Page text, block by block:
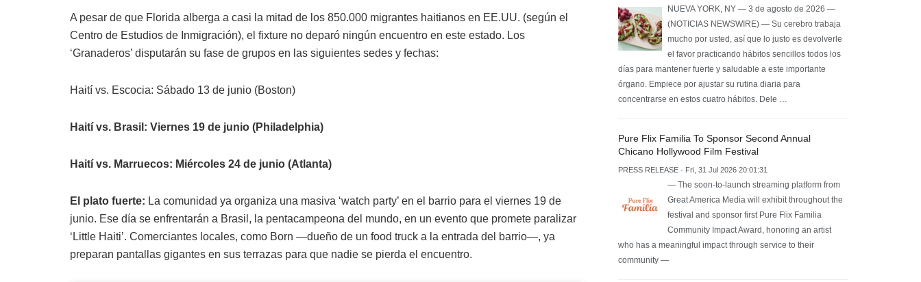
A pesar de que Florida alberga a casi la mitad de los 850.000 migrantes haitianos en EE.UU. (según el
Centro de Estudios de Inmigración), el fixture no deparó ningún encuentro en este estado. Los
‘Granaderos’ disputarán su fase de grupos en las siguientes sedes y fechas:
Haití vs. Escocia: Sábado 13 de junio (Boston)
Haití vs. Brasil: Viernes 19 de junio (Philadelphia)
Haití vs. Marruecos: Miércoles 24 de junio (Atlanta)
El plato fuerte: La comunidad ya organiza una masiva ‘watch party’ en el barrio para el viernes 19 de
junio. Ese día se enfrentarán a Brasil, la pentacampeona del mundo, en un evento que promete paralizar
‘Little Haiti’. Comerciantes locales, como Born —dueño de un food truck a la entrada del barrio—, ya
preparan pantallas gigantes en sus terrazas para que nadie se pierda el encuentro.
NUEVA YORK, NY — 3 de agosto de 2026 —
(NOTICIAS NEWSWIRE) — Su cerebro trabaja
mucho por usted, así que lo justo es devolverle
el favor practicando hábitos sencillos todos los
días para mantener fuerte y saludable a este importante
órgano. Empiece por ajustar su rutina diaria para
concentrarse en estos cuatro hábitos. Dele …
Pure Flix Familia To Sponsor Second Annual
Chicano Hollywood Film Festival
PRESS RELEASE - Fri, 31 Jul 2026 20:01:31
— The soon-to-launch streaming platform from
Great America Media will exhibit throughout the
festival and sponsor first Pure Flix Familia
Community Impact Award, honoring an artist
who has a meaningful impact through service to their
community —